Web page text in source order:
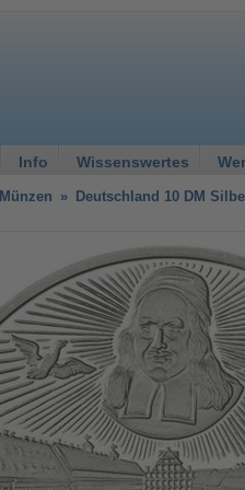
Info Wissenswertes
» Deutschland 10 DM